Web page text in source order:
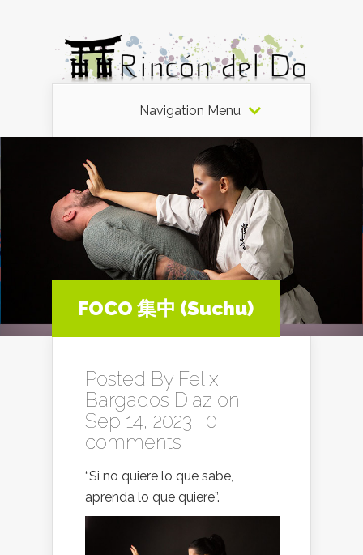
Navigation Menu
FOCO 集中 (Suchu)
Posted By Felix
Bargados Diaz on
Sep 14, 2023 | 0
comments
“Si no quiere lo que sabe,
aprenda lo que quiere”.